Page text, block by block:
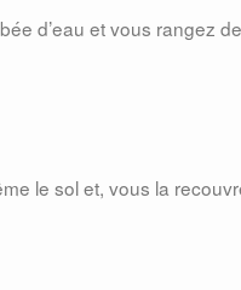
d’eau et vous rangez
le sol et, vous la